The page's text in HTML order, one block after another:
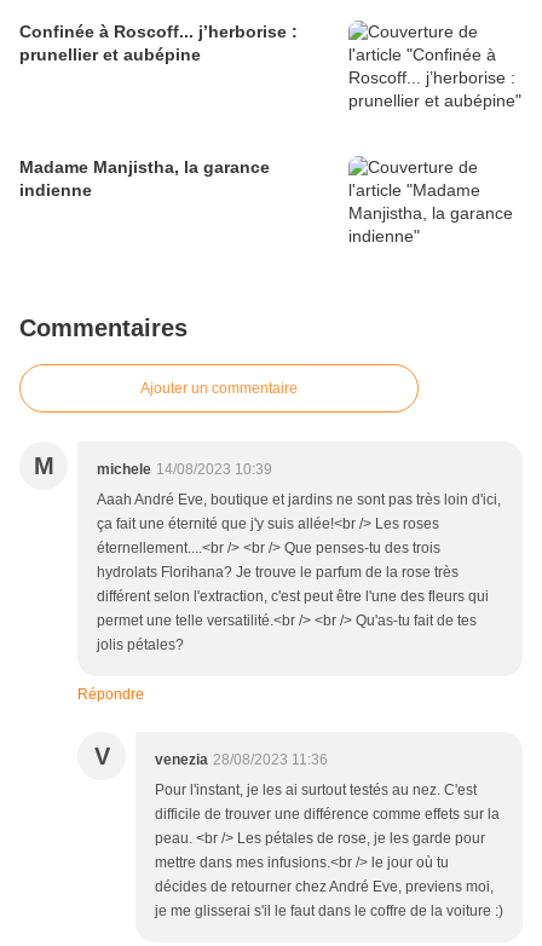
Confinée à Roscoff... j’herborise :
prunellier et aubépine
Madame Manjistha, la garance
indienne
Commentaires
Ajouter un commentaire
M michele 14/08/2023 10:39
Aaah André Eve, boutique et jardins ne sont pas très loin d'ici,
ça fait une éternité que j'y suis allée!<br /> Les roses
éternellement....<br /> <br /> Que penses-tu des trois
hydrolats Florihana? Je trouve le parfum de la rose très
différent selon l'extraction, c'est peut être l'une des fleurs qui
permet une telle versatilité.<br /> <br /> Qu'as-tu fait de tes
jolis pétales?
Répondre
V venezia 28/08/2023 11:36
Pour l'instant, je les ai surtout testés au nez. C'est
difficile de trouver une différence comme effets sur la
peau. <br /> Les pétales de rose, je les garde pour
mettre dans mes infusions.<br /> le jour où tu
décides de retourner chez André Eve, previens moi,
je me glisserai s'il le faut dans le coffre de la voiture :)